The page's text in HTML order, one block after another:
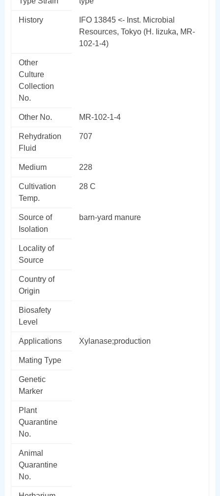
History
IFO 13845 <- Inst. Microbial
Resources, Tokyo (H. Iizuka, MR-
102-1-4)
Other
Culture
Collection
No.
Other No. MR-102-1-4
Rehydration
Fluid
707
Medium 228
Cultivation
Temp.
28 C
Source of
Isolation
barn-yard manure
Locality of
Source
Country of
Origin
Biosafety
Level
Applications Xylanase;production
Mating Type
Genetic
Marker
Plant
Quarantine
No.
Animal
Quarantine
No.